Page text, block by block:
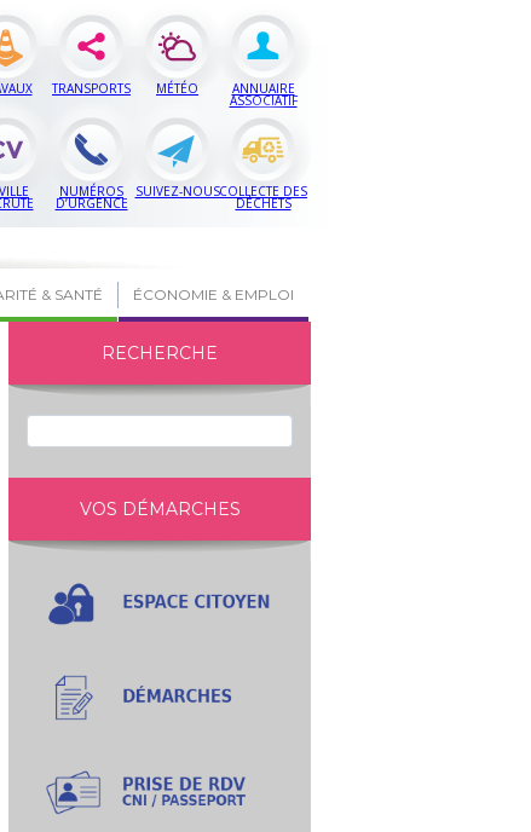
TRANSPORTS MÉTÉO ANNUAIRE
ASSOCIATIF
NUMÉROS
D’URGENCE
SUIVEZ-NOUSCOLLECTE DES
DÉCHETS
& SANTÉ ÉCONOMIE & EMPLOI
RECHERCHE
VOS DÉMARCHES